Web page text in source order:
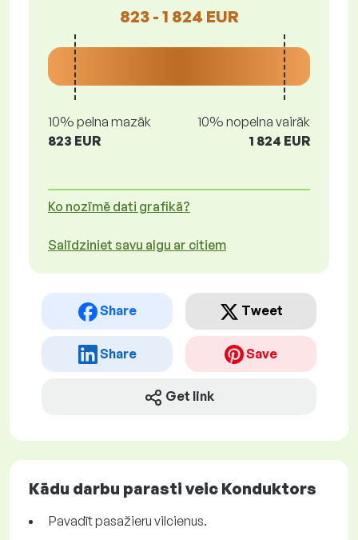
823 - 1 824 EUR
10% pelna mazāk
823 EUR
10% nopelna vairāk
1 824 EUR
Ko nozīmē dati grafikā?
Salīdziniet savu algu ar citiem
Share Tweet
Share Save
Get link
Kādu darbu parasti veic Konduktors
Pavadīt pasažieru vilcienus.